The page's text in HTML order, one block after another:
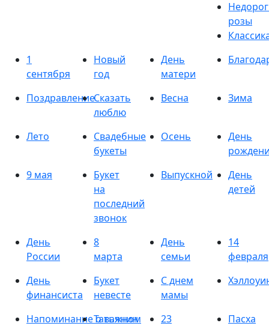
розы
1
сентября
Новый
год
День
матери
ПоздравлениеСказать
люблю
Весна Зима
Лето
Свадебные
букеты
Осень
День
9 мая
Букет
на
последний
звонок
Выпускной
День
детей
День
России
8
марта
День
семьи
14
февраля
День
финансиста
Букет
невесте
С днем
мамы
Напоминание о важном
Татьянин
23
Пасха